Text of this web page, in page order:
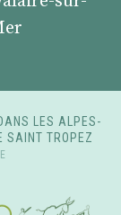
LES ALPES-
SAINT TROPEZ